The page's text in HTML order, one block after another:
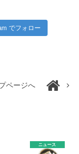
でフォロー
ページへ
ニュース